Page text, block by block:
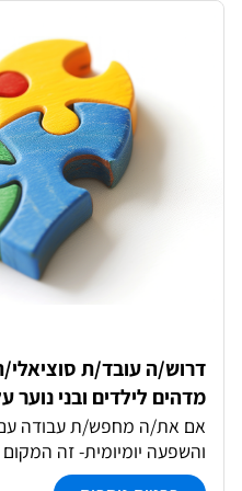
דרוש/ה עובד/ת
מדהים לילדים ובני
באשדוד!
אם את/ה מחפש/ת עבודה
והשפעה יומיומית- זה
באשדוד תמצא/י בית חם